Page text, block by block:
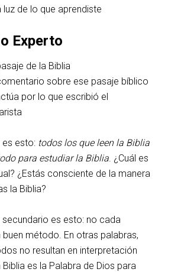
luz de lo que aprendiste
Experto
de la Biblia
sobre ese pasaje bíblico
por lo que escribió el
es esto: todos los que leen la Biblia
para estudiar la Biblia. ¿Cuál es
¿Estás consciente de la manera
la Biblia?
secundario es esto: no cada
método. En otras palabras,
no resultan en interpretación
es la Palabra de Dios para